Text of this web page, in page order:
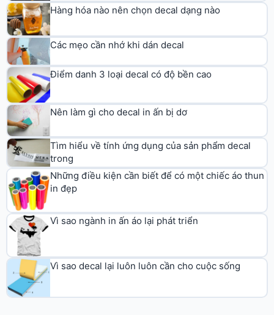
Hàng hóa nào nên chọn decal dạng nào
Các mẹo cần nhớ khi dán decal
Điểm danh 3 loại decal có độ bền cao
Nên làm gì cho decal in ấn bị dơ
Tìm hiểu về tính ứng dụng của sản phẩm decal
trong
Những điều kiện cần biết để có một chiếc áo thun
in đẹp
Vì sao ngành in ấn áo lại phát triển
Vì sao decal lại luôn luôn cần cho cuộc sống